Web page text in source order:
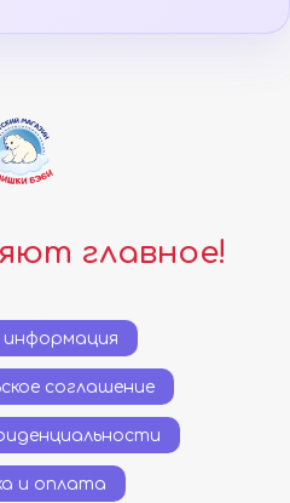
главное!
информация
соглашение
и оплата